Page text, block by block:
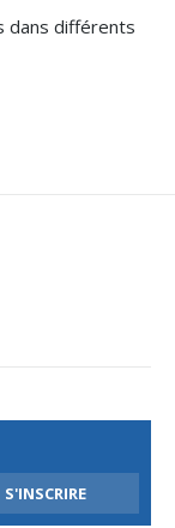
dans différents